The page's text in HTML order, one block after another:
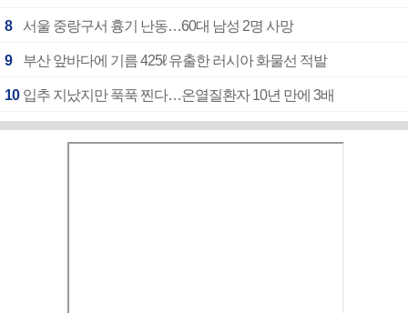
8 서울 중랑구서 흉기 난동…60대 남성 2명 사망
9 부산 앞바다에 기름 425ℓ 유출한 러시아 화물선 적발
10 입추 지났지만 푹푹 찐다…온열질환자 10년 만에 3배